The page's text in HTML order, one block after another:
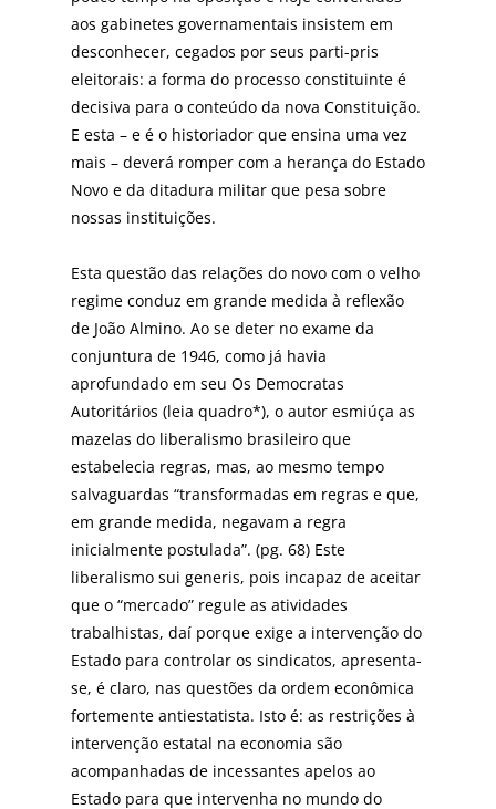
aos gabinetes governamentais insistem em
desconhecer, cegados por seus parti-pris
eleitorais: a forma do processo constituinte é
decisiva para o conteúdo da nova Constituição.
E esta – e é o historiador que ensina uma vez
mais – deverá romper com a herança do Estado
Novo e da ditadura militar que pesa sobre
nossas instituições.
Esta questão das relações do novo com o velho
regime conduz em grande medida à reflexão
de João Almino. Ao se deter no exame da
conjuntura de 1946, como já havia
aprofundado em seu Os Democratas
Autoritários (leia quadro*), o autor esmiúça as
mazelas do liberalismo brasileiro que
estabelecia regras, mas, ao mesmo tempo
salvaguardas “transformadas em regras e que,
em grande medida, negavam a regra
inicialmente postulada”. (pg. 68) Este
liberalismo sui generis, pois incapaz de aceitar
que o “mercado” regule as atividades
trabalhistas, daí porque exige a intervenção do
Estado para controlar os sindicatos, apresenta-
se, é claro, nas questões da ordem econômica
fortemente antiestatista. Isto é: as restrições à
intervenção estatal na economia são
acompanhadas de incessantes apelos ao
Estado para que intervenha no mundo do